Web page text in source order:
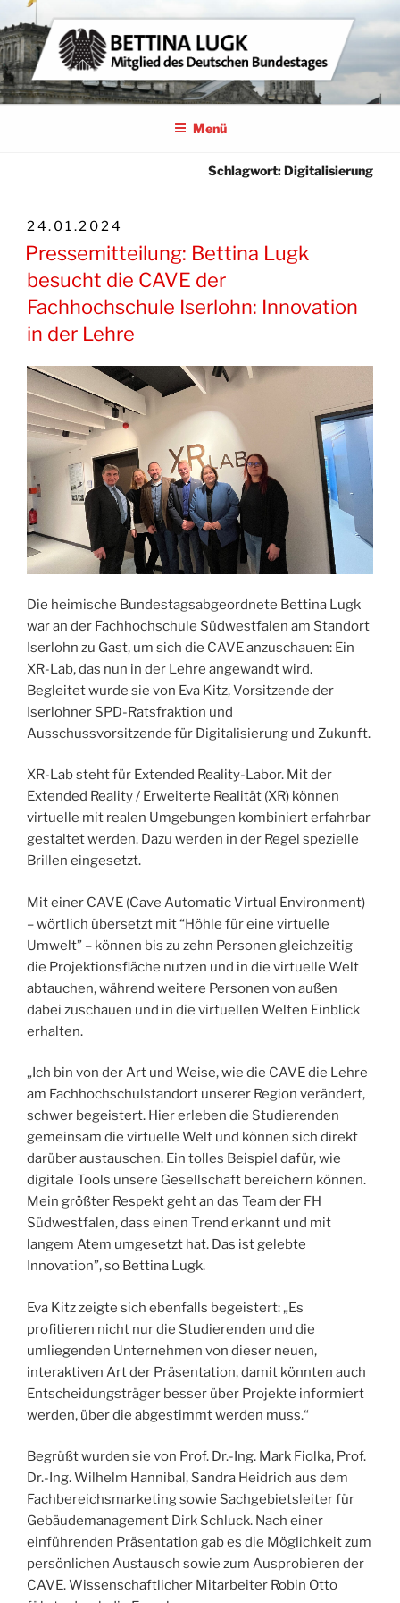
Zum
Inhalt
springen
BETTINA LUGK
MITGLIED DES DEUTSCHEN BUNDESTAGES
Menü
Schlagwort:Digitalisierung
VERÖFFENTLICHT
AM
24.01.2024
Pressemitteilung: Bettina Lugk
besucht die CAVE der
Fachhochschule Iserlohn: Innovation
in der Lehre
Die heimische Bundestagsabgeordnete Bettina Lugk
war an der Fachhochschule Südwestfalen am Standort
Iserlohn zu Gast, um sich die CAVE anzuschauen: Ein
XR-Lab, das nun in der Lehre angewandt wird.
Begleitet wurde sie von Eva Kitz, Vorsitzende der
Iserlohner SPD-Ratsfraktion und
Ausschussvorsitzende für Digitalisierung und Zukunft.
XR-Lab steht für Extended Reality-Labor. Mit der
Extended Reality / Erweiterte Realität (XR) können
virtuelle mit realen Umgebungen kombiniert erfahrbar
gestaltet werden. Dazu werden in der Regel spezielle
Brillen eingesetzt.
Mit einer CAVE (Cave Automatic Virtual Environment)
– wörtlich übersetzt mit “Höhle für eine virtuelle
Umwelt” – können bis zu zehn Personen gleichzeitig
die Projektionsfläche nutzen und in die virtuelle Welt
abtauchen, während weitere Personen von außen
dabei zuschauen und in die virtuellen Welten Einblick
erhalten.
„Ich bin von der Art und Weise, wie die CAVE die Lehre
am Fachhochschulstandort unserer Region verändert,
schwer begeistert. Hier erleben die Studierenden
gemeinsam die virtuelle Welt und können sich direkt
darüber austauschen. Ein tolles Beispiel dafür, wie
digitale Tools unsere Gesellschaft bereichern können.
Mein größter Respekt geht an das Team der FH
Südwestfalen, dass einen Trend erkannt und mit
langem Atem umgesetzt hat. Das ist gelebte
Innovation”, so Bettina Lugk.
Eva Kitz zeigte sich ebenfalls begeistert: „Es
profitieren nicht nur die Studierenden und die
umliegenden Unternehmen von dieser neuen,
interaktiven Art der Präsentation, damit könnten auch
Entscheidungsträger besser über Projekte informiert
werden, über die abgestimmt werden muss.“
Begrüßt wurden sie von Prof. Dr.-Ing. Mark Fiolka, Prof.
Dr.-Ing. Wilhelm Hannibal, Sandra Heidrich aus dem
Fachbereichsmarketing sowie Sachgebietsleiter für
Gebäudemanagement Dirk Schluck. Nach einer
einführenden Präsentation gab es die Möglichkeit zum
persönlichen Austausch sowie zum Ausprobieren der
CAVE. Wissenschaftlicher Mitarbeiter Robin Otto